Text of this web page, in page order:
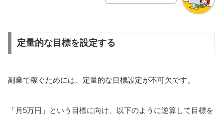
定量的な目標を設定する
副業で稼ぐためには、定量的な目標設定が不可欠です。
「月5万円」という目標に向け、以下のように逆算して目標を